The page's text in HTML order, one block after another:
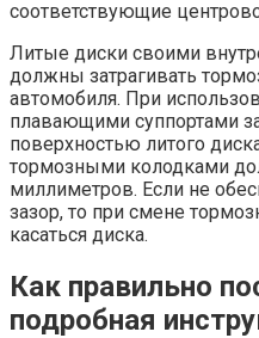
соответствующие
Литые диски своими
должны затрагивать
автомобиля. При
плавающими суппортами
поверхностью литого
тормозными колодками
миллиметров. Если не
зазор, то при смене
касаться диска.
Как правильно
подробная